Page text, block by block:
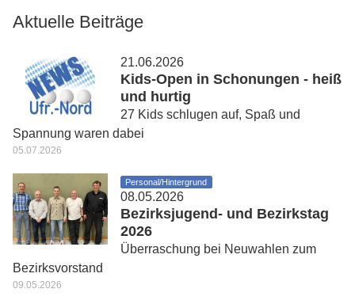
Aktuelle Beiträge
21.06.2026
Kids-Open in Schonungen - heiß
und hurtig
27 Kids schlugen auf, Spaß und
Spannung waren dabei
05.07.2026
Personal/Hintergrund
08.05.2026
Bezirksjugend- und Bezirkstag
2026
Überraschung bei Neuwahlen zum
Bezirksvorstand
09.05.2026